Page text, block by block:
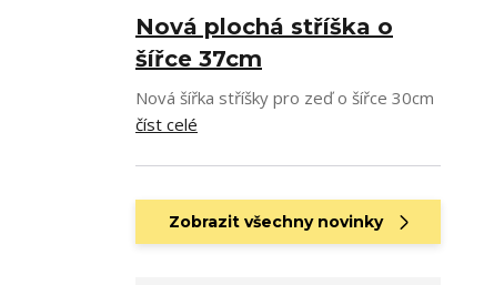
Nová plochá stříška o
šířce 37cm
Nová šířka stříšky pro zeď o šířce 30cm
číst celé
Zobrazit všechny novinky